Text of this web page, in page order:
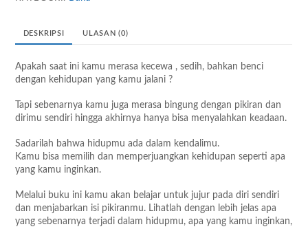
DESKRIPSI ULASAN (0)
Apakah saat ini kamu merasa kecewa , sedih, bahkan benci
dengan kehidupan yang kamu jalani ?
Tapi sebenarnya kamu juga merasa bingung dengan pikiran dan
dirimu sendiri hingga akhirnya hanya bisa menyalahkan keadaan.
Sadarilah bahwa hidupmu ada dalam kendalimu.
Kamu bisa memilih dan memperjuangkan kehidupan seperti apa
yang kamu inginkan.
Melalui buku ini kamu akan belajar untuk jujur pada diri sendiri
dan menjabarkan isi pikiranmu. Lihatlah dengan lebih jelas apa
yang sebenarnya terjadi dalam hidupmu, apa yang kamu inginkan,